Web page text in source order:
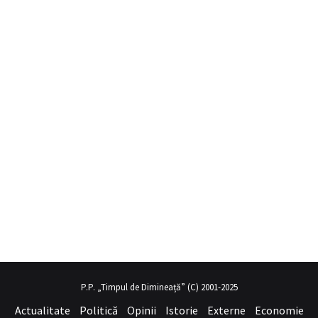
hayalini kurduğu seksi kadının üvey annesi gibi
P.P. „Timpul de Dimineață” (C) 2001-2025
Actualitate Politică Opinii Istorie Externe Economie